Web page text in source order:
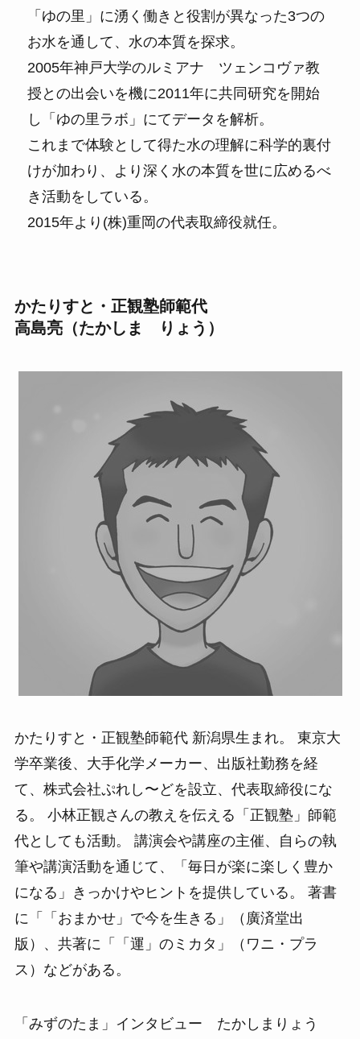
「ゆの里」に湧く働きと役割が異なった3つの
お水を通して、水の本質を探求。
2005年神戸大学のルミアナ ツェンコヴァ教
授との出会いを機に2011年に共同研究を開始
し「ゆの里ラボ」にてデータを解析。
これまで体験として得た水の理解に科学的裏付
けが加わり、より深く水の本質を世に広めるべ
き活動をしている。
2015年より(株)重岡の代表取締役就任。
かたりすと・正観塾師範代
高島亮（たかしま りょう）
かたりすと・正観塾師範代 新潟県生まれ。 東京大
学卒業後、大手化学メーカー、出版社勤務を経
て、株式会社ぷれし〜どを設立、代表取締役にな
る。 小林正観さんの教えを伝える「正観塾」師範
代としても活動。 講演会や講座の主催、自らの執
筆や講演活動を通じて、「毎日が楽に楽しく豊か
になる」きっかけやヒントを提供している。 著書
に「「おまかせ」で今を生きる」（廣済堂出
版）、共著に「「運」のミカタ」（ワニ・プラ
ス）などがある。
「みずのたま」インタビュー たかしまりょう